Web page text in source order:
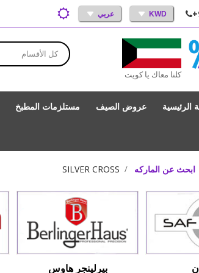
KWD عربي
كلنا معاك يا كويت
كل الأقسام
الرئيسية عروض الصيف مستلزمات المطبخ
ابحث عن الماركه SILVER CROSS
بيرلينجر هاوس